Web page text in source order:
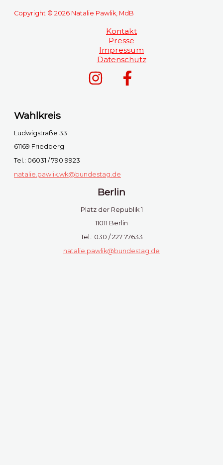
Copyright © 2026 Natalie Pawlik, MdB
Kontakt
Presse
Impressum
Datenschutz
Wahlkreis
Ludwigstraße 33
61169 Friedberg
Tel.: 06031 / 790 9923
natalie.pawlik.wk@bundestag.de
Berlin
Platz der Republik 1
11011 Berlin
Tel.: 030 / 227 77633
natalie.pawlik@bundestag.de